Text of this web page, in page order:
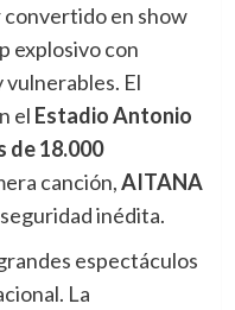
convertido en show
explosivo con
vulnerables. El
el Estadio Antonio
de 18.000
canción,AITANA
inédita.
espectáculos
La